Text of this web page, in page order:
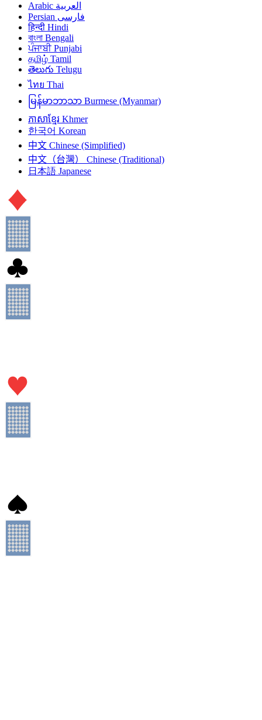
العربية Arabic
فارسی Persian
हिन्दी Hindi
বাংলা Bengali
ਪੰਜਾਬੀ Punjabi
தமிழ் Tamil
తెలుగు Telugu
ไทย Thai
မြန်မာဘာသာ Burmese (Myanmar)
ភាសាខ្មែរ Khmer
한국어 Korean
中文 Chinese (Simplified)
中文（台灣）
Chinese (Traditional)
日本語 Japanese